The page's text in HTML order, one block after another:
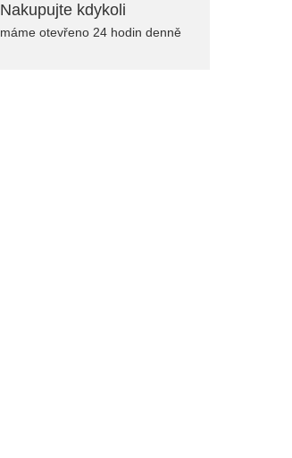
Nakupujte kdykoli
máme otevřeno 24 hodin denně